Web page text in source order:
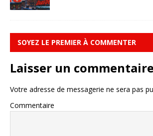
SOYEZ LE PREMIER À COMMENTER
Laisser un commentaire
Votre adresse de messagerie ne sera pas
Commentaire